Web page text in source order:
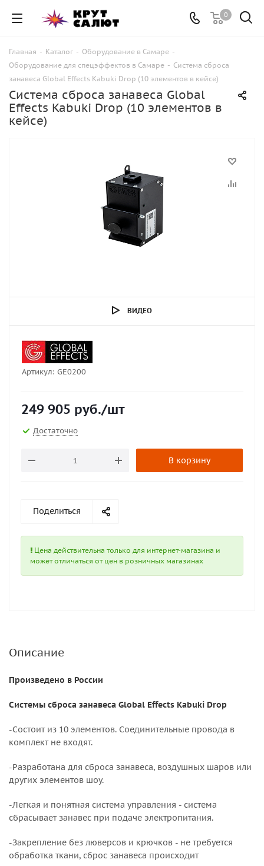
0
Главная - Каталог - Оборудование в Самаре -
Оборудование для спецэффектов в Самаре - Система сброса
занавеса Global Effects Kabuki Drop (10 элементов в кейсе)
Система сброса занавеса Global
Effects Kabuki Drop (10 элементов в
кейсе)
ВИДЕО
Артикул: GE0200
249 905 руб./шт
Достаточно
В корзину
Поделиться
Цена действительна только для интернет-магазина и
может отличаться от цен в розничных магазинах
Описание
Произведено в России
Системы сброса занавеса Global Effects Kabuki Drop
-Состоит из 10 элементов. Соединительные провода в
комплект не входят.
-Разработана для сброса занавеса, воздушных шаров или
других элементов шоу.
-Легкая и понятная система управления - система
сбрасывает занавес при подаче электропитания.
-Закрепление без люверсов и крючков - не требуется
обработка ткани, сброс занавеса происходит